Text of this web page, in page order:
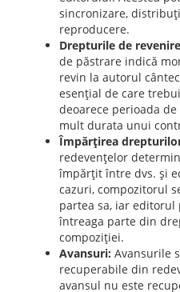
sincronizare,
reproducere.
Drepturile de
de păstrare indică
revin la autorul
esențial de care
deoarece perioada
mult durata unui
Împărțirea
redevențelor
împărțit între dvs. și
cazuri, compozitorul
partea sa, iar editorul
întreaga parte din
compoziției.
Avansuri: Avansurile
recuperabile din
avansul nu este